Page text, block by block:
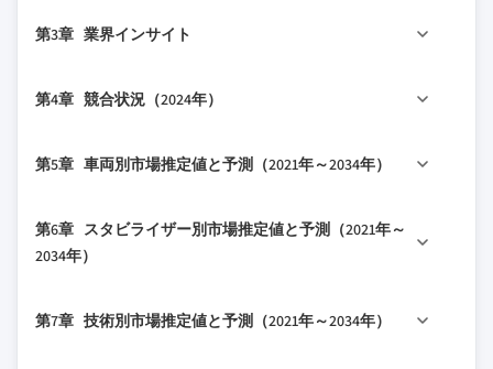
1.2 基本推定値と計算
1.2.2 市場推定のための主要トレンド
1.4 一次調査と検証
1.4.2 データマイニングソース
1.5 市場の対象範囲と定義
2.2 主要市場トレンド
2.2.2 車両別
2.2.4 技術別
2.2.6 販売チャネル別
2.3 TAM分析（2025年～2034年）
2.4.1 業界幹部にとっての重要な意思決定ポイン
第3章 業界インサイト
3.1.1 サプライヤーの状況
3.1.1.2 コンポーネントメーカー
3.1.1.4 アフターマーケットサプライヤー
3.1.3 利益率
第4章 競合状況（2024年）
4.2 企業の市場シェア分析
4.2.2 欧州
4.2.5 中東・アフリカ
第5章 車両別市場推定値と予測（2021年～2034年）
5.2 バッテリー式電気自動車（BEV）
5.3 プラグインハイブリッド車（PHEV）
5.5 燃料電池車（FCEV）
第6章 スタビライザー別市場推定値と予測（2021年～
2034年）
6.2 フロントスタビライザー
第7章 技術別市場推定値と予測（2021年～2034年）